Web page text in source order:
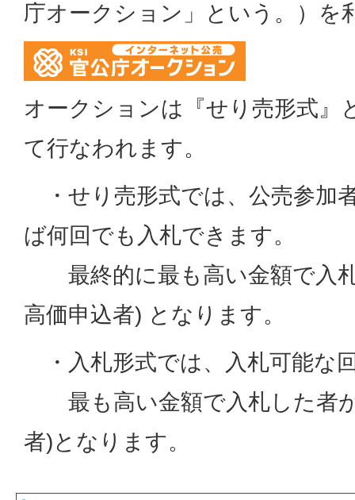
庁オークション」という。）を
オークションは『せり売形式』
て行なわれます。
・せり売形式では、公売参加
ば何回でも入札できます。
最終的に最も高い金額で入
高価申込者) となります。
・入札形式では、入札可能な
最も高い金額で入札した者
者)となります。